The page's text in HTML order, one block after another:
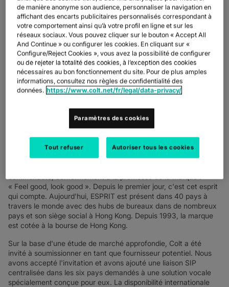
ESPRIT ne se contente pas d'évoluer avec son temps en termes
de mode, l'entreprise établit également la norme en matière de
processus commerciaux numériques en fournissant à ses
employés une plateforme de communication uniforme à l'aide
des services de communication intelligents (CIC) de Colt.
Tout comme une robe sur mesure, ESPRIT souhaitait une
solution de communication spécialement conçue pour eux : un
propose des formes modernes de collaboration, à la fois externe
et interne, avec Microsoft Teams.
ESPRIT a été fondé en 1968 par Doug Tompkins et Susie Buell
en Californie. Inspirée par l'esprit révolutionnaire des années
1960, la marque a développé une philosophie claire, visant à
« Feel good, look good ». Depuis le premier jour, c'est cet esprit
qui compte. Aujourd'hui, ESPRIT est présent dans 40 pays à
travers le monde avec des hubs de bureaux dans de nombreux
pays et son siège social à Hong Kong. Depuis 1993, la marque
est cotée à la bourse de Hong Kong.
Sur la base d'une étude de marché approfondie, Colt a été
invité à soumissionner en tant que fournisseur potentiel. Nous
avons accepté l'invitation et avons ajouté une liaison SIP
centralisée dans les six pays demandés à une solution vocale
spécialement conçue pour eux. La disponibilité internationale
de manière anonyme son audience, personnaliser la navigation en
affichant des encarts publicitaires personnalisés correspondant à
votre comportement ainsi qu’à votre profil en ligne et sur les
réseaux sociaux. Vous pouvez cliquer sur le bouton « Accept All
And Continue » ou configurer les cookies. En cliquant sur «
Configure/Reject Cookies », vous avez la possibilité de configurer
ou de rejeter la totalité des cookies, à l’exception des cookies
nécessaires au bon fonctionnement du site. Pour de plus amples
informations, consultez nos règles de confidentialité des
données. https://www.colt.net/fr/legal/data-privacy/
Paramètres des cookies
Tout refuser Autoriser tous les cookies